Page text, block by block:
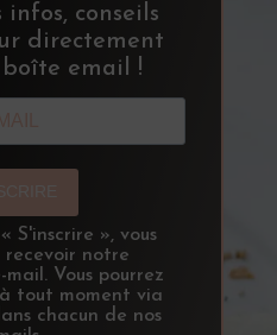
infos, conseils
directement
email !
S'inscrire », vous
recevoir notre
Vous pourrez
tout moment via
chacun de nos